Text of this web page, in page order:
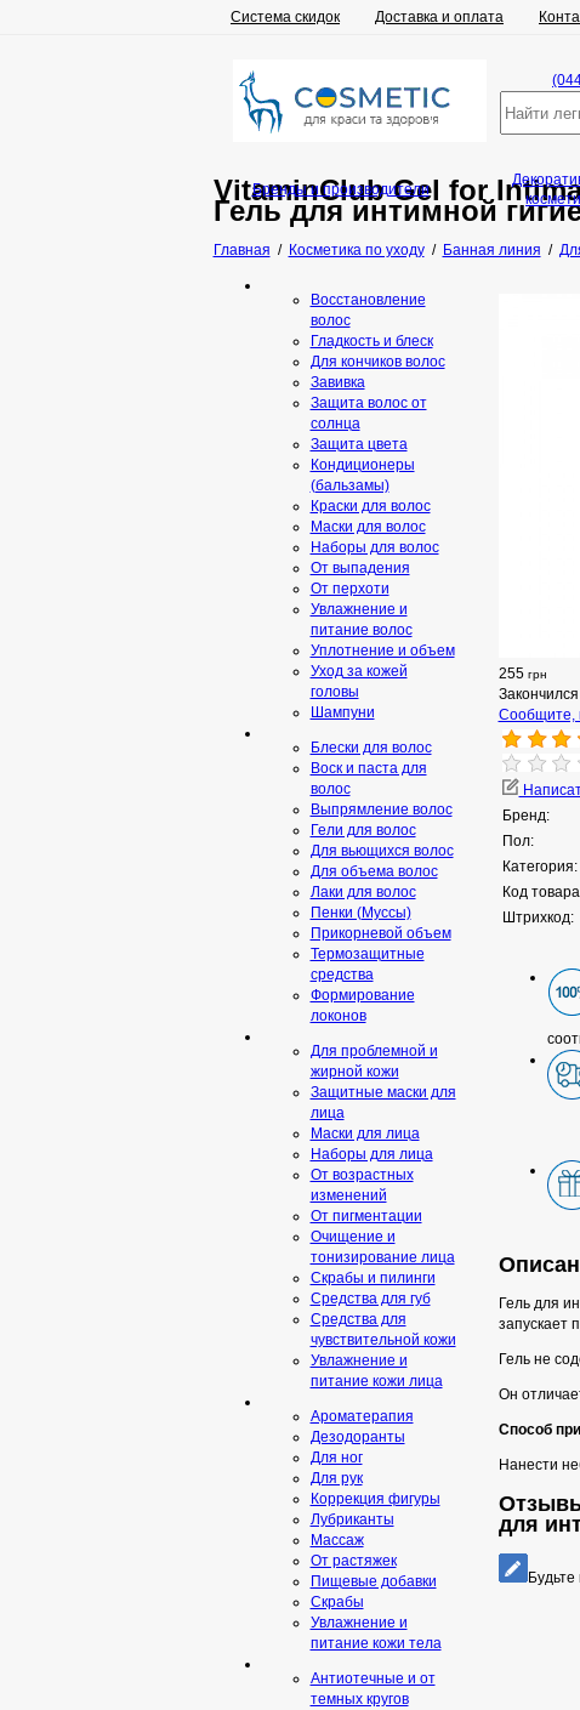
Система скидок Доставка и оплата
VitaminClub Gel for
Гель для интимной
Главная / Косметика по уходу/ Банная линия /
255 грн
Закончился
Сообщите,
Бренд:
Пол:
Категория:
Код
Штрихкод:
Гель для
запускает
Гель не
Он
Способ
Нанести
для
Будьте
Бренды и производители
Восстановление
волос
Гладкость и блеск
Для кончиков волос
Завивка
Защита волос от
солнца
Защита цвета
Кондиционеры
(бальзамы)
Краски для волос
Маски для волос
Наборы для волос
От выпадения
От перхоти
Увлажнение и
питание волос
Уплотнение и объем
Уход за кожей
головы
Шампуни
Блески для волос
Воск и паста для
волос
Выпрямление волос
Гели для волос
Для вьющихся волос
Для объема волос
Лаки для волос
Пенки (Муссы)
Прикорневой объем
Термозащитные
средства
Формирование
локонов
Для проблемной и
жирной кожи
Защитные маски для
лица
Маски для лица
Наборы для лица
От возрастных
изменений
От пигментации
Очищение и
тонизирование лица
Скрабы и пилинги
Средcтва для губ
Средства для
чувствительной кожи
Увлажнение и
питание кожи лица
Ароматерапия
Дезодоранты
Для ног
Для рук
Коррекция фигуры
Лубриканты
Массаж
От растяжек
Пищевые добавки
Скрaбы
Увлажнение и
питание кожи тела
Антиотечные и от
темных кругов